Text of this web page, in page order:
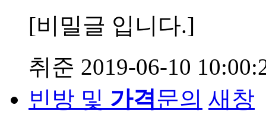
[비밀글 입니다.]
취준 2019-06-10
빈방 및 가격문의 새창